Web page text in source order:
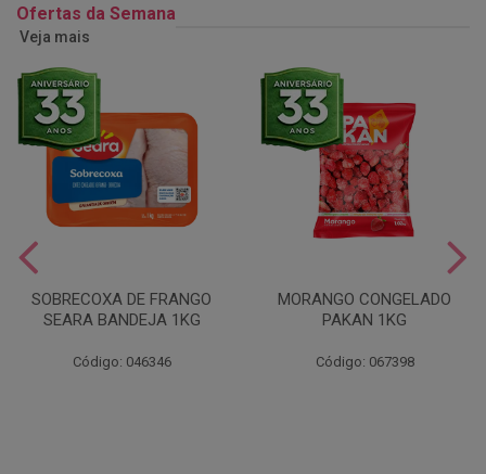
Ofertas da Semana
Veja mais
SOBRECOXA DE FRANGO
SEARA BANDEJA 1KG
Código: 046346
MORANGO CONGELADO
PAKAN 1KG
Código: 067398